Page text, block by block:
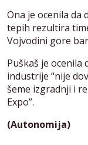
Ona je ocenila da
tepih rezultira
Vojvodini gore
Puškaš je ocenila
industrije “nije
šeme izgradnji i
Expo”.
(Autonomija)